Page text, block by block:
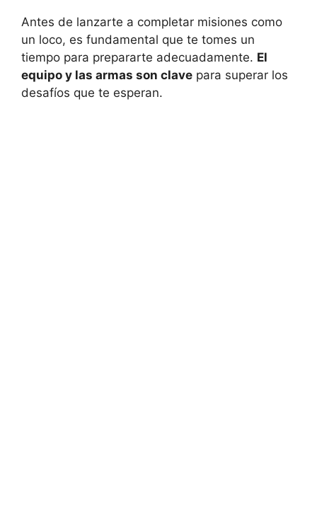
Antes de lanzarte a completar misiones como
un loco, es fundamental que te tomes un
tiempo para prepararte adecuadamente. El
equipo y las armas son clave para superar los
desafíos que te esperan.